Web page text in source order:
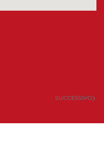
SUCCESSIVO